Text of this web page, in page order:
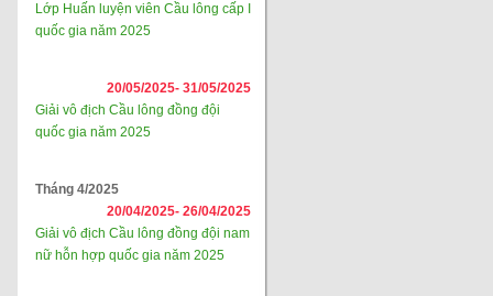
Lớp Huấn luyện viên Cầu lông cấp I
quốc gia năm 2025
20/05/2025- 31/05/2025
Giải vô địch Cầu lông đồng đội
quốc gia năm 2025
Tháng 4/2025
20/04/2025- 26/04/2025
Giải vô địch Cầu lông đồng đội nam
nữ hỗn hợp quốc gia năm 2025